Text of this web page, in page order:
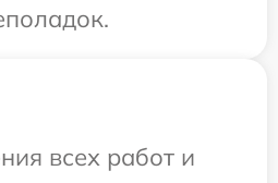
всех работ и